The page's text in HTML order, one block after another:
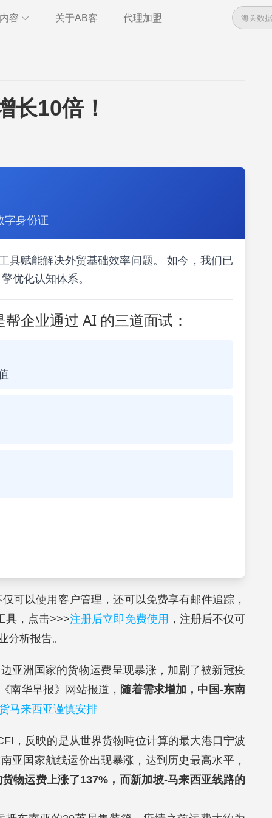
容 关于AB客 代理加盟
长10倍！
字身份证
具赋能解决外贸基础效率问题。 如今，我们已
优化认知体系。
企业通过 AI 的三道面试：
可以使用客户管理，还可以免费享有邮件追踪，
具，点击>>>注册后立即免费使用 ，注册后不仅可
分析报告。
亚洲国家的货物运费呈现暴涨，加剧了被新冠疫
南华早报》网站报道， 随着需求增加， 中国-东南
马来西亚谨慎安排
，反映的是从世界货物吨位计算的最大港口宁波
亚国家航线运价出现暴涨，达到历史最高水平，
物运费上涨了137%，而新加坡-马来西亚线路的